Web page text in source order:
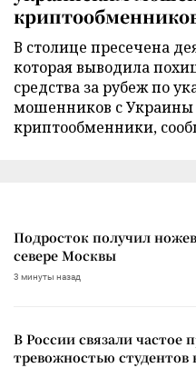
В столице пресечена
которая выводила
средства за рубеж по
мошенников с Украины
криптообменники,
Подросток получил
севере Москвы
3 минуты назад
В России связали частое
тревожностью студентов